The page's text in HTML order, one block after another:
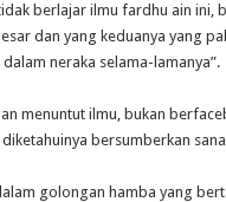
berlajar ilmu fardhu ain
dan yang keduanya yang
neraka selama-lamanya”.
menuntut ilmu, bukan
bersumberkan
golongan hamba yang